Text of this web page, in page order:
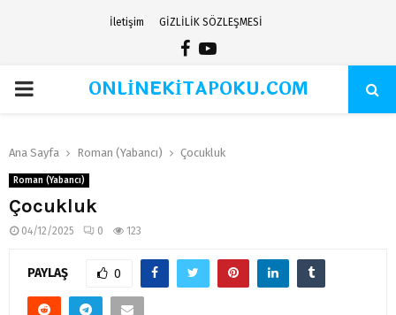
İletişim GİZLİLİK SÖZLEŞMESİ
Facebook
Youtube
PRIMARYONLİNEKİTAPOKU.COM
Ana Sayfa Roman (Yabancı) Çocukluk
Roman (Yabancı)
Çocukluk
04/12/2025 0 123
PAYLAŞ 0